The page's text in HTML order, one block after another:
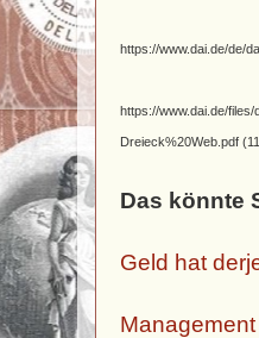
https://www.dai.de/de/
https://www.dai.de/
Dreieck%20Web.pdf
Das könnte
Geld hat
M